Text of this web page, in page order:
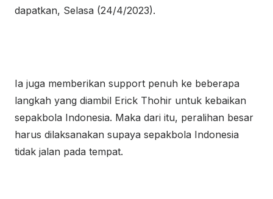
dapatkan, Selasa (24/4/2023).
Ia juga memberikan support penuh ke beberapa
langkah yang diambil Erick Thohir untuk kebaikan
sepakbola Indonesia. Maka dari itu, peralihan besar
harus dilaksanakan supaya sepakbola Indonesia
tidak jalan pada tempat.